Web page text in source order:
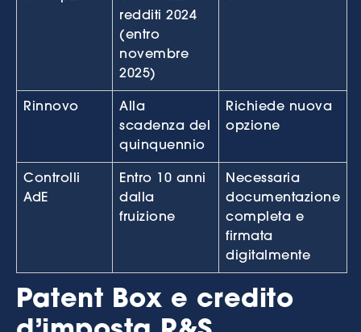
redditi 2024
(entro
novembre
2025)
Rinnovo
Alla
scadenza del
quinquennio
Richiede nuova
opzione
Controlli
AdE
Entro 10 anni
dalla
fruizione
Necessaria
documentazione
completa e
firmata
digitalmente
Patent Box e credito